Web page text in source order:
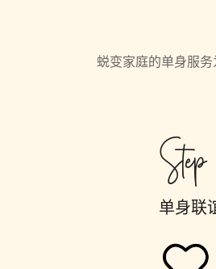
蜕变家庭的单身服
单身联